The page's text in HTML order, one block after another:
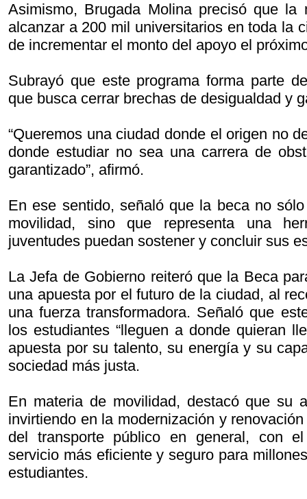
Asimismo, Brugada Molina precisó que
alcanzar a 200 mil universitarios en toda la
de incrementar el monto del apoyo el
Subrayó que este programa forma parte
que busca cerrar brechas de desigualdad y
“Queremos una ciudad donde el origen no
donde estudiar no sea una carrera de
garantizado”, afirmó.
En ese sentido, señaló que la beca no
movilidad, sino que representa una
juventudes puedan sostener y concluir sus
La Jefa de Gobierno reiteró que la Beca
una apuesta por el futuro de la ciudad, al
una fuerza transformadora. Señaló que
los estudiantes “lleguen a donde quieran
apuesta por su talento, su energía y su
sociedad más justa.
En materia de movilidad, destacó que su
invirtiendo en la modernización y
del transporte público en general, con
servicio más eficiente y seguro para
estudiantes.